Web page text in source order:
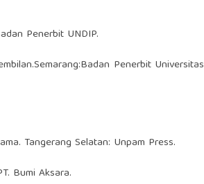
Penerbit UNDIP.
Penerbit Universitas
Tangerang Selatan: Unpam Press.
Bumi Aksara.